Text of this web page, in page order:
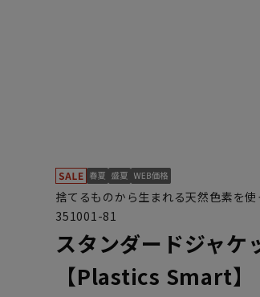
E8 K3 K4 K5 K6 K7
捨てるものから生まれる天然色素を
351001-81
スタンダードジャケ
【Plastics Smart】